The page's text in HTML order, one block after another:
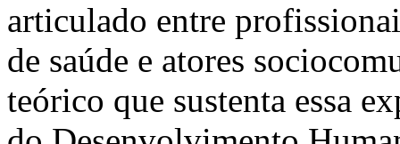
articulado entre
de saúde e atores
teórico que sustenta essa